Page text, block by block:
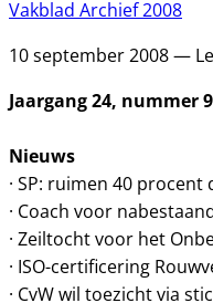
Vakblad Archief 2008
10 september 2008 —
Jaargang 24, nummer
Nieuws
· SP: ruimen 40
· Coach voor
· Zeiltocht voor het
· ISO-certificering
· CvW wil toezicht via